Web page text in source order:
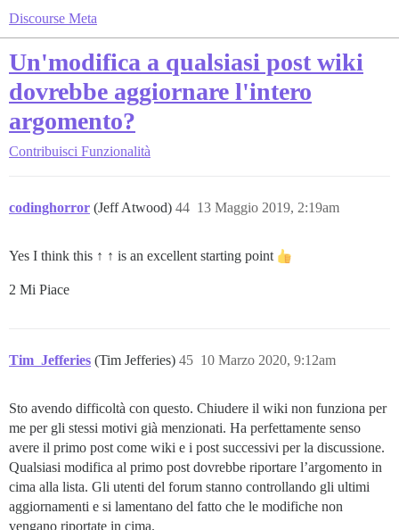
Discourse Meta
Un'modifica a qualsiasi post wiki
dovrebbe aggiornare l'intero
argomento?
Contribuisci Funzionalità
codinghorror (Jeff Atwood) 13 Maggio 2019, 2:19am
44
Yes I think this ↑ ↑ is an excellent starting point
2 Mi Piace
Tim_Jefferies (Tim Jefferies) 10 Marzo 2020, 9:12am
45
Sto avendo difficoltà con questo. Chiudere il wiki non funziona per
me per gli stessi motivi già menzionati. Ha perfettamente senso
avere il primo post come wiki e i post successivi per la discussione.
Qualsiasi modifica al primo post dovrebbe riportare l’argomento in
cima alla lista. Gli utenti del forum stanno controllando gli ultimi
aggiornamenti e si lamentano del fatto che le modifiche non
vengano riportate in cima.